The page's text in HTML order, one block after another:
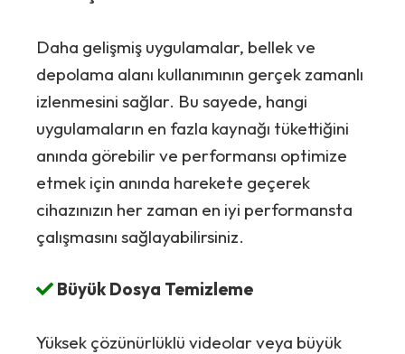
Daha gelişmiş uygulamalar, bellek ve
depolama alanı kullanımının gerçek zamanlı
izlenmesini sağlar. Bu sayede, hangi
uygulamaların en fazla kaynağı tükettiğini
anında görebilir ve performansı optimize
etmek için anında harekete geçerek
cihazınızın her zaman en iyi performansta
çalışmasını sağlayabilirsiniz.
Büyük Dosya Temizleme
Yüksek çözünürlüklü videolar veya büyük